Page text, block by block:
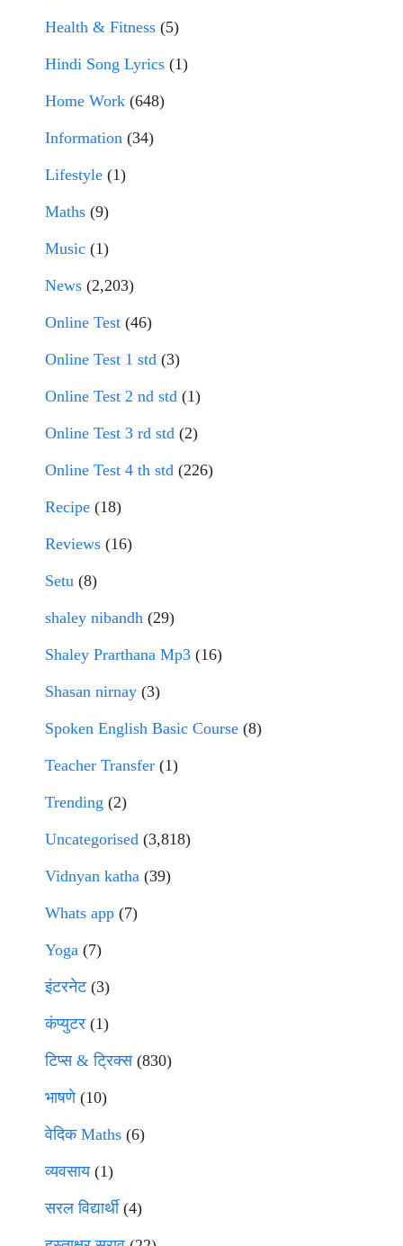
Health & Fitness (5)
Hindi Song Lyrics (1)
Home Work (648)
Information (34)
Lifestyle (1)
Maths (9)
Music (1)
News (2,203)
Online Test (46)
Online Test 1 std (3)
Online Test 2 nd std (1)
Online Test 3 rd std (2)
Online Test 4 th std (226)
Recipe (18)
Reviews (16)
Setu (8)
shaley nibandh (29)
Shaley Prarthana Mp3 (16)
Shasan nirnay (3)
Spoken English Basic Course (8)
Teacher Transfer (1)
Trending (2)
Uncategorised (3,818)
Vidnyan katha (39)
Whats app (7)
Yoga (7)
इंटरनेट(3)
कंप्युटर (1)
टिप्स & ट्रिक्स(830)
भाषणे(10)
वेदिक Maths (6)
व्यवसाय(1)
सरल विद्यार्थी(4)